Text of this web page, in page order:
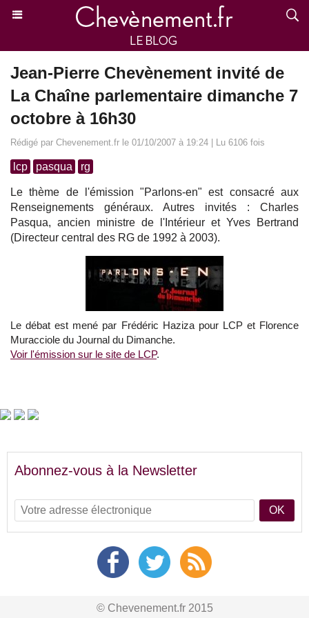
Jean-Pierre Chevènement invité de
La Chaîne parlementaire dimanche 7
octobre à 16h30
Rédigé par Chevenement.fr le 01/10/2007 à 19:24 | Lu 6106 fois
lcp pasqua rg
Le thème de l'émission "Parlons-en" est consacré aux
Renseignements généraux. Autres invités : Charles
Pasqua, ancien ministre de l'Intérieur et Yves Bertrand
(Directeur central des RG de 1992 à 2003).
Le débat est mené par Frédéric Haziza pour LCP et Florence
Muracciole du Journal du Dimanche.
Voir l'émission sur le site de LCP.
Abonnez-vous à la Newsletter
OK
© Chevenement.fr 2015